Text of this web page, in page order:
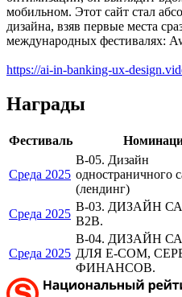
мобильном. Этот сайт стал
дизайна, взяв первые места
международных фестивалях:
https://ai-in-banking-ux-
Награды
Фестиваль
Среда 2025
В-05. Дизайн
одностраничного
(лендинг)
Среда 2025
В-03. ДИЗАЙН
B2B.
Среда 2025
В-04. ДИЗАЙН
ДЛЯ E-COM,
ФИНАНСОВ.